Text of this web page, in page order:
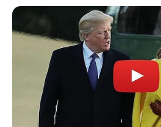
PROMO TERBATAS!
Voucher Belanja Rp
*Klik untuk klaim di marketplace pilihanmu
REKOMENDASI